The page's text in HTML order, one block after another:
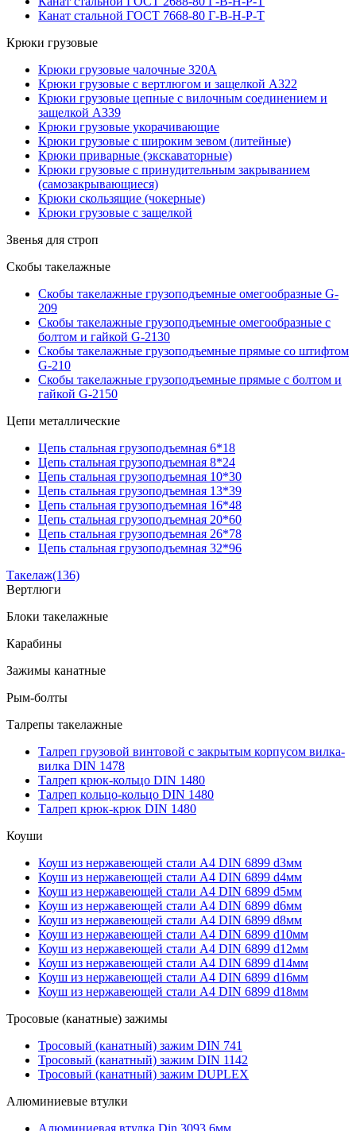
Канат стальной ГОСТ 7668-80 Г-В-Н-Р-Т
Крюки грузовые
Крюки грузовые чалочные 320А
Крюки грузовые с вертлюгом и защелкой А322
Крюки грузовые цепные с вилочным соединением и
защелкой А339
Крюки грузовые укорачивающие
Крюки грузовые с широким зевом (литейные)
Крюки приварные (экскаваторные)
Крюки грузовые с принудительным закрыванием
(самозакрывающиеся)
Крюки скользящие (чокерные)
Крюки грузовые с защелкой
Звенья для строп
Скобы такелажные
Скобы такелажные грузоподъемные омегообразные G-
209
Скобы такелажные грузоподъемные омегообразные с
болтом и гайкой G-2130
Скобы такелажные грузоподъемные прямые со штифтом
G-210
Скобы такелажные грузоподъемные прямые с болтом и
гайкой G-2150
Цепи металлические
Цепь стальная грузоподъемная 6*18
Цепь стальная грузоподъемная 8*24
Цепь стальная грузоподъемная 10*30
Цепь стальная грузоподъемная 13*39
Цепь стальная грузоподъемная 16*48
Цепь стальная грузоподъемная 20*60
Цепь стальная грузоподъемная 26*78
Цепь стальная грузоподъемная 32*96
Такелаж(136)
Вертлюги
Блоки такелажные
Карабины
Зажимы канатные
Рым-болты
Талрепы такелажные
Талреп грузовой винтовой с закрытым корпусом вилка-
вилка DIN 1478
Талреп крюк-кольцо DIN 1480
Талреп кольцо-кольцо DIN 1480
Талреп крюк-крюк DIN 1480
Коуши
Коуш из нержавеющей стали А4 DIN 6899 d3мм
Коуш из нержавеющей стали А4 DIN 6899 d4мм
Коуш из нержавеющей стали А4 DIN 6899 d5мм
Коуш из нержавеющей стали А4 DIN 6899 d6мм
Коуш из нержавеющей стали А4 DIN 6899 d8мм
Коуш из нержавеющей стали А4 DIN 6899 d10мм
Коуш из нержавеющей стали А4 DIN 6899 d12мм
Коуш из нержавеющей стали А4 DIN 6899 d14мм
Коуш из нержавеющей стали А4 DIN 6899 d16мм
Коуш из нержавеющей стали А4 DIN 6899 d18мм
Тросовые (канатные) зажимы
Тросовый (канатный) зажим DIN 741
Тросовый (канатный) зажим DIN 1142
Тросовый (канатный) зажим DUPLEX
Алюминиевые втулки
Алюминиевая втулка Din 3093 6мм